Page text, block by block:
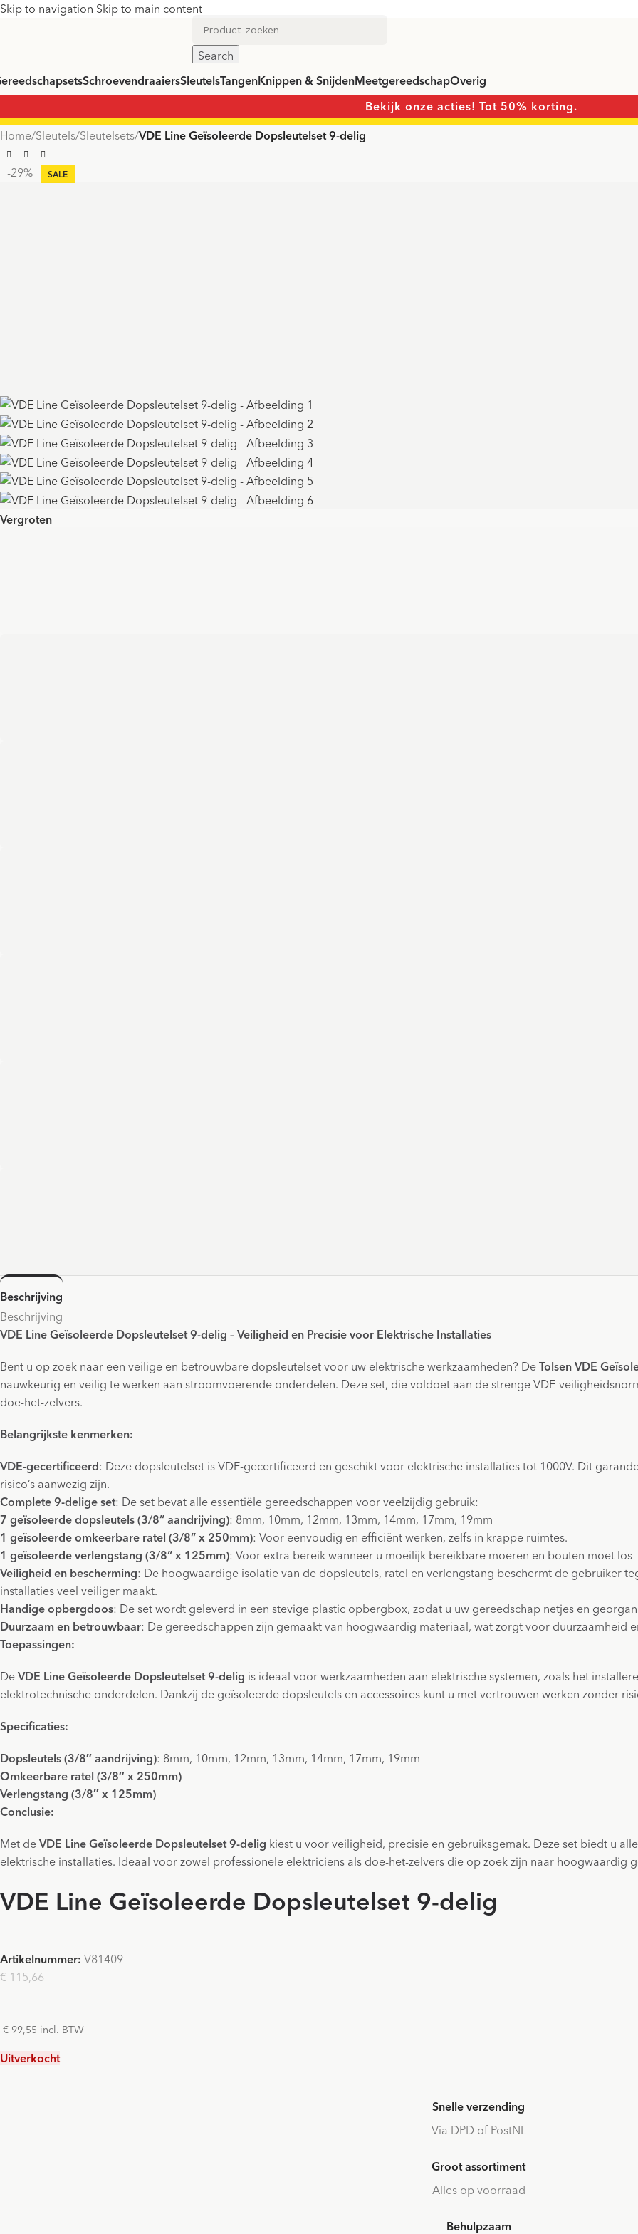
Skip to navigation Skip to main content
Bekijk onze acties! Tot 50% korting.
Search
SchroevendraaiersSleutelsTangenKnippen & SnijdenMeetgereedschapOverig
Home/Sleutels/Sleutelsets/VDE Line Geïsoleerde Dopsleutelset 9-delig
-29%
Vergroten
Beschrijving
Beschrijving
VDE Line Geïsoleerde Dopsleutelset 9-delig – Veiligheid en Precisie voor Elektrische Installaties
Bent u op zoek naar een veilige en betrouwbare dopsleutelset voor uw elektrische werkzaamheden? De Tolsen VDE
nauwkeurig en veilig te werken aan stroomvoerende onderdelen. Deze set, die voldoet aan de strenge VDE-
doe-het-zelvers.
Belangrijkste kenmerken:
VDE-gecertificeerd: Deze dopsleutelset is VDE-gecertificeerd en geschikt voor elektrische installaties tot 1000V. Dit
risico’s aanwezig zijn.
Complete 9-delige set: De set bevat alle essentiële gereedschappen voor veelzijdig gebruik:
7 geïsoleerde dopsleutels (3/8” aandrijving): 8mm, 10mm, 12mm, 13mm, 14mm, 17mm, 19mm
1 geïsoleerde omkeerbare ratel (3/8” x 250mm): Voor eenvoudig en efficiënt werken, zelfs in krappe ruimtes.
1 geïsoleerde verlengstang (3/8” x 125mm): Voor extra bereik wanneer u moeilijk bereikbare moeren en bouten moet
Veiligheid en bescherming: De hoogwaardige isolatie van de dopsleutels, ratel en verlengstang beschermt de gebruiker
installaties veel veiliger maakt.
Handige opbergdoos: De set wordt geleverd in een stevige plastic opbergbox, zodat u uw gereedschap netjes en
Duurzaam en betrouwbaar: De gereedschappen zijn gemaakt van hoogwaardig materiaal, wat zorgt voor duurzaamheid
Toepassingen:
De VDE Line Geïsoleerde Dopsleutelset 9-delig is ideaal voor werkzaamheden aan elektrische systemen, zoals het
elektrotechnische onderdelen. Dankzij de geïsoleerde dopsleutels en accessoires kunt u met vertrouwen werken zonder
Specificaties:
Dopsleutels (3/8″ aandrijving): 8mm, 10mm, 12mm, 13mm, 14mm, 17mm, 19mm
Omkeerbare ratel (3/8″ x 250mm)
Verlengstang (3/8″ x 125mm)
Conclusie:
Met de VDE Line Geïsoleerde Dopsleutelset 9-delig kiest u voor veiligheid, precisie en gebruiksgemak. Deze set biedt u
elektrische installaties. Ideaal voor zowel professionele elektriciens als doe-het-zelvers die op zoek zijn naar hoogwaardig
VDE Line Geïsoleerde Dopsleutelset 9-delig
Artikelnummer: V81409
€ 115,66
€ 99,55 incl. BTW
Uitverkocht
Snelle verzending
Via DPD of PostNL
Groot assortiment
Alles op voorraad
Behulpzaam